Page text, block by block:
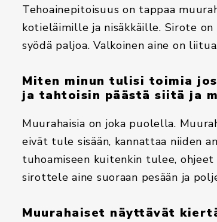
Tehoainepitoisuus on tappaa
kotieläimille ja nisäkkäille. Sirote
syödä paljoa. Valkoinen aine on
Miten minun tulisi toimia
ja tahtoisin päästä siitä ja
Muurahaisia on joka puolella.
eivät tule sisään, kannattaa niiden
tuhoamiseen kuitenkin tulee,
sirottele aine suoraan pesään ja
Muurahaiset näyttävät